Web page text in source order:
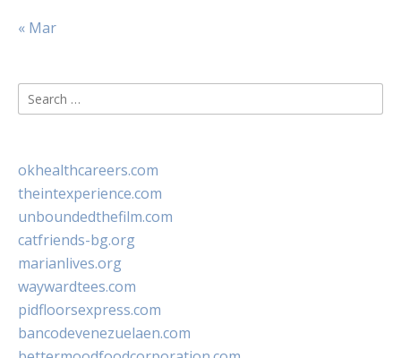
« Mar
Search
for:
okhealthcareers.com
theintexperience.com
unboundedthefilm.com
catfriends-bg.org
marianlives.org
waywardtees.com
pidfloorsexpress.com
bancodevenezuelaen.com